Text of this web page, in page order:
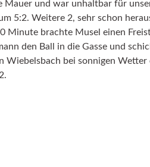
und war unhaltbar für
5:2. Weitere 2, sehr schon
brachte Musel einen
den Ball in die Gasse und
bei sonnigen